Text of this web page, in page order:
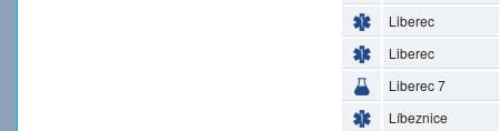
Liberec
Liberec
Liberec 7
Líbeznice